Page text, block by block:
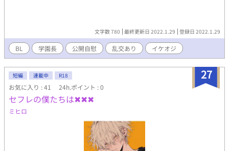
文字数 780 最終更新日 2022.1.29 登録日 2022.1.29
BL 学園長 公開自慰 乱交あり イケオジ
27
短編 連載中 R18
お気に入り : 41 24h.ポイント : 0
セフレの僕たちは✖✖✖
ミヒロ